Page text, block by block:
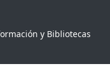
y Bibliotecas